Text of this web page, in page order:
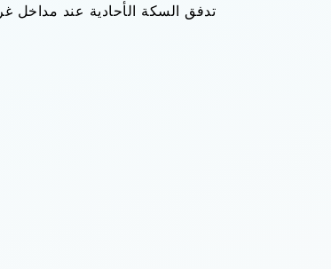
تدفق السكة الأحادية عند مداخل غر